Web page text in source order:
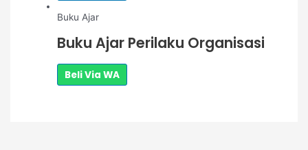
Buku Ajar
Buku Ajar Perilaku Organisasi
Beli Via WA